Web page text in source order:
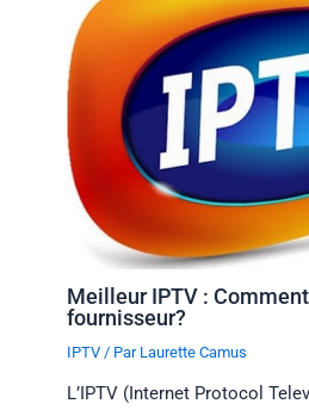
Meilleur IPTV :
fournisseur?
IPTV / Par Laurette Camus
L’IPTV (Internet Protocol